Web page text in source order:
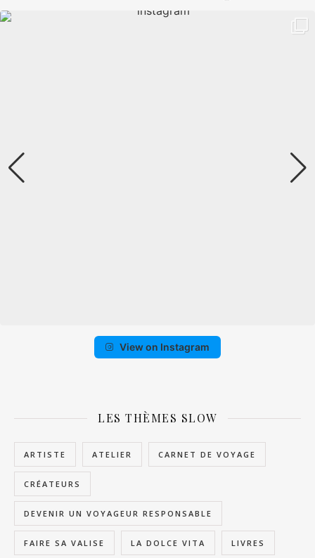
View on Instagram
LES THÈMES SLOW
ARTISTE ATELIER CARNET DE VOYAGE
CRÉATEURS
DEVENIR UN VOYAGEUR RESPONSABLE
FAIRE SA VALISE LA DOLCE VITA LIVRES